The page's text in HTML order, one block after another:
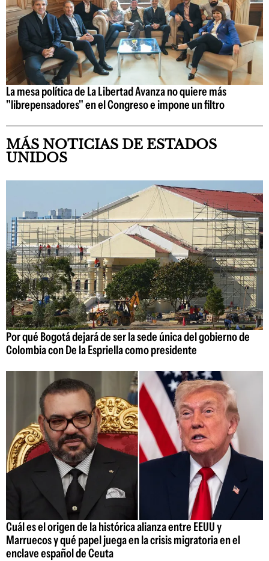
La mesa política de La Libertad Avanza no quiere más
"librepensadores" en el Congreso e impone un filtro
MÁS NOTICIAS DE ESTADOS
UNIDOS
Por qué Bogotá dejará de ser la sede única del gobierno de
Colombia con De la Espriella como presidente
Cuál es el origen de la histórica alianza entre EEUU y
Marruecos y qué papel juega en la crisis migratoria en el
enclave español de Ceuta